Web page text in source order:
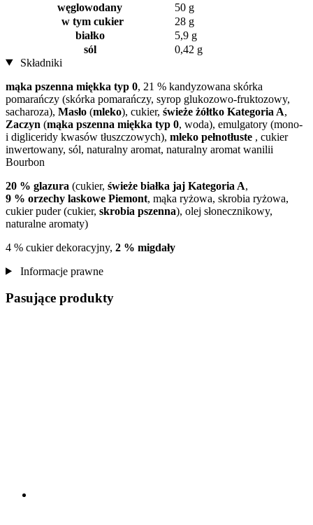
węglowodany
50 g
w tym cukier
28 g
białko
5,9 g
sól
0,42 g
Składniki
mąka pszenna miękka typ 0, 21 % kandyzowana skórka
pomarańczy (skórka pomarańczy, syrop glukozowo-fruktozowy,
sacharoza), Masło (mleko), cukier, świeże żółtko Kategoria A,
Zaczyn (mąka pszenna miękka typ 0, woda), emulgatory (mono-
i digliceridy kwasów tłuszczowych), mleko pełnotłuste , cukier
inwertowany, sól, naturalny aromat, naturalny aromat wanilii
Bourbon
20 % glazura (cukier, świeże białka jaj Kategoria A,
9 % orzechy laskowe Piemont, mąka ryżowa, skrobia ryżowa,
cukier puder (cukier, skrobia pszenna), olej słonecznikowy,
naturalne aromaty)
4 % cukier dekoracyjny, 2 % migdały
Informacje prawne
Pasujące produkty